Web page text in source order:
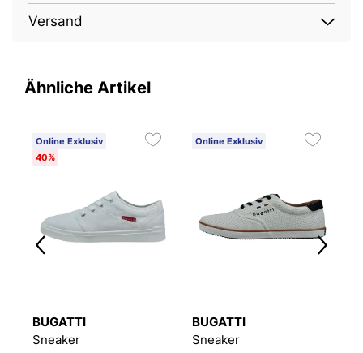
Versand
Ähnliche Artikel
Online Exklusiv
40%
BUGATTI
Sneaker
Online Exklusiv
BUGATTI
Sneaker